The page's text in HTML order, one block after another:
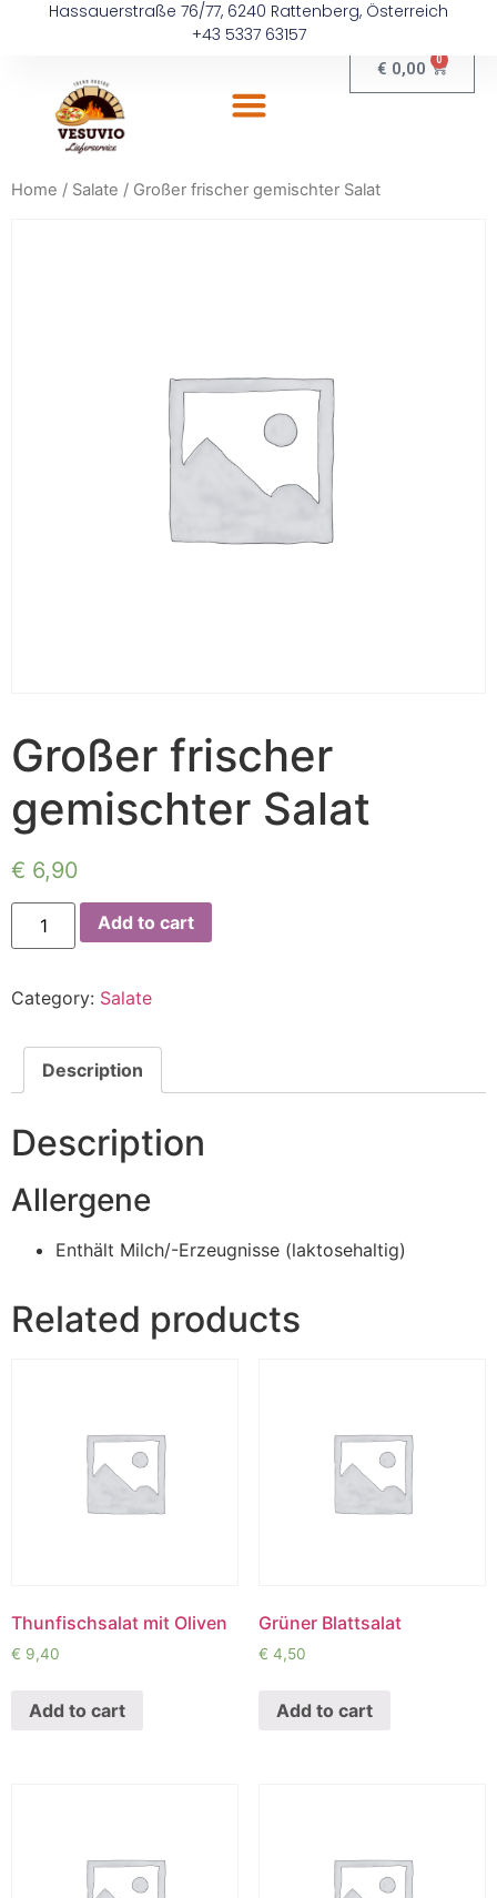
Hassauerstraße 76/77, 6240 Rattenberg, Österreich
+43 5337 63157
€ 0,00 0
Home / Salate / Großer frischer gemischter Salat
Großer frischer
gemischter Salat
€ 6,90
Add to cart
Category: Salate
Description
Description
Allergene
Enthält Milch/-Erzeugnisse (laktosehaltig)
Related products
Thunfischsalat mit Oliven
€ 9,40
Add to cart
Grüner Blattsalat
€ 4,50
Add to cart